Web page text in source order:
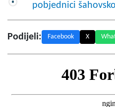
pobjednici
Podijeli: Facebook X